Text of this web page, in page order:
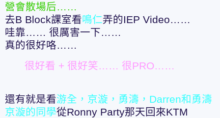
營會散場后……
去B Block課室看鳴仁弄的IEP Video……
哇靠…… 很厲害一下……
真的很好咯……
很好看 + 很好笑…… 很PRO……
還有就是看游全，京漩，勇濤，Darren和勇濤
京漩的同學從Ronny Party那天回來KTM